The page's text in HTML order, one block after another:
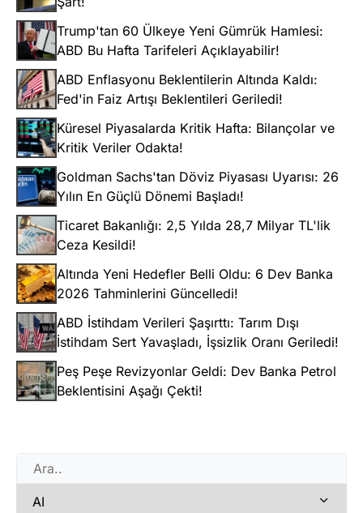
Trump'tan 60 Ülkeye Yeni Gümrük Hamlesi:
ABD Bu Hafta Tarifeleri Açıklayabilir!
ABD Enflasyonu Beklentilerin Altında Kaldı:
Fed'in Faiz Artışı Beklentileri Geriledi!
Küresel Piyasalarda Kritik Hafta: Bilançolar ve
Kritik Veriler Odakta!
Goldman Sachs'tan Döviz Piyasası Uyarısı: 26
Yılın En Güçlü Dönemi Başladı!
Ticaret Bakanlığı: 2,5 Yılda 28,7 Milyar TL'lik
Ceza Kesildi!
Altında Yeni Hedefler Belli Oldu: 6 Dev Banka
2026 Tahminlerini Güncelledi!
ABD İstihdam Verileri Şaşırttı: Tarım Dışı
İstihdam Sert Yavaşladı, İşsizlik Oranı Geriledi!
Peş Peşe Revizyonlar Geldi: Dev Banka Petrol
Beklentisini Aşağı Çekti!
AI